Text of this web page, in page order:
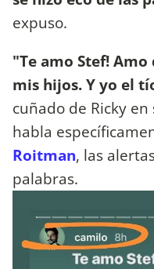
expuso.
"Te amo Stef!
mis hijos. Y yo el
cuñado de Ricky
habla
Roitman, las
palabras.